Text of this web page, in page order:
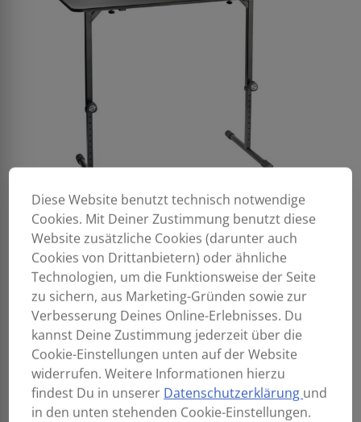
Diese Website benutzt technisch notwendige
Cookies. Mit Deiner Zustimmung benutzt diese
Website zusätzliche Cookies (darunter auch
Cookies von Drittanbietern) oder ähnliche
Technologien, um die Funktionsweise der Seite
zu sichern, aus Marketing-Gründen sowie zur
Verbesserung Deines Online-Erlebnisses. Du
kannst Deine Zustimmung jederzeit über die
Cookie-Einstellungen unten auf der Website
widerrufen. Weitere Informationen hierzu
findest Du in unserer Datenschutzerklärung und
in den unten stehenden Cookie-Einstellungen.